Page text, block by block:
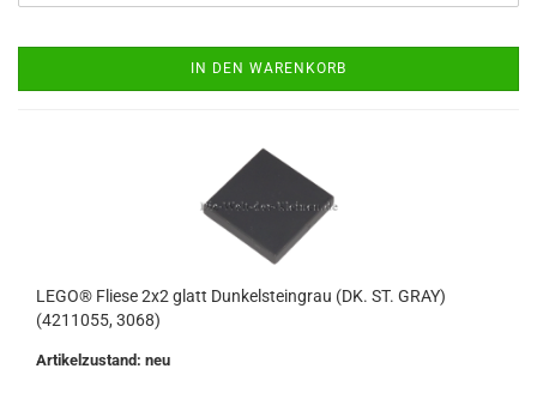
IN DEN WARENKORB
LEGO® Fliese 2x2 glatt Dunkelsteingrau (DK. ST. GRAY)
(4211055, 3068)
Artikelzustand: neu